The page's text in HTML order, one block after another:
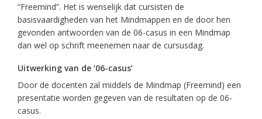
“Freemind”. Het is wenselijk dat cursisten de
basisvaardigheden van het Mindmappen en de door hen
gevonden antwoorden van de 06-casus in een Mindmap
dan wel op schrift meenemen naar de cursusdag.
Uitwerking van de ‘06-casus’
Door de docenten zal middels de Mindmap (Freemind) een
presentatie worden gegeven van de resultaten op de 06-
casus.